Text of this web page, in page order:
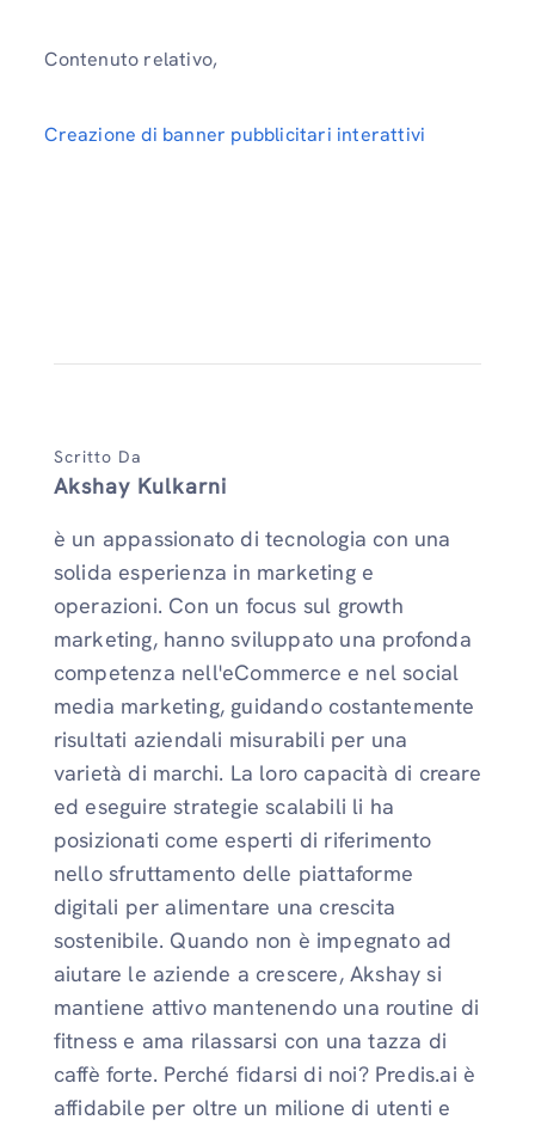
Contenuto relativo,
Creazione di banner pubblicitari interattivi
Scritto Da
Akshay Kulkarni
è un appassionato di tecnologia con una
solida esperienza in marketing e
operazioni. Con un focus sul growth
marketing, hanno sviluppato una profonda
competenza nell'eCommerce e nel social
media marketing, guidando costantemente
risultati aziendali misurabili per una
varietà di marchi. La loro capacità di creare
ed eseguire strategie scalabili li ha
posizionati come esperti di riferimento
nello sfruttamento delle piattaforme
digitali per alimentare una crescita
sostenibile. Quando non è impegnato ad
aiutare le aziende a crescere, Akshay si
mantiene attivo mantenendo una routine di
fitness e ama rilassarsi con una tazza di
caffè forte. Perché fidarsi di noi? Predis.ai è
affidabile per oltre un milione di utenti e